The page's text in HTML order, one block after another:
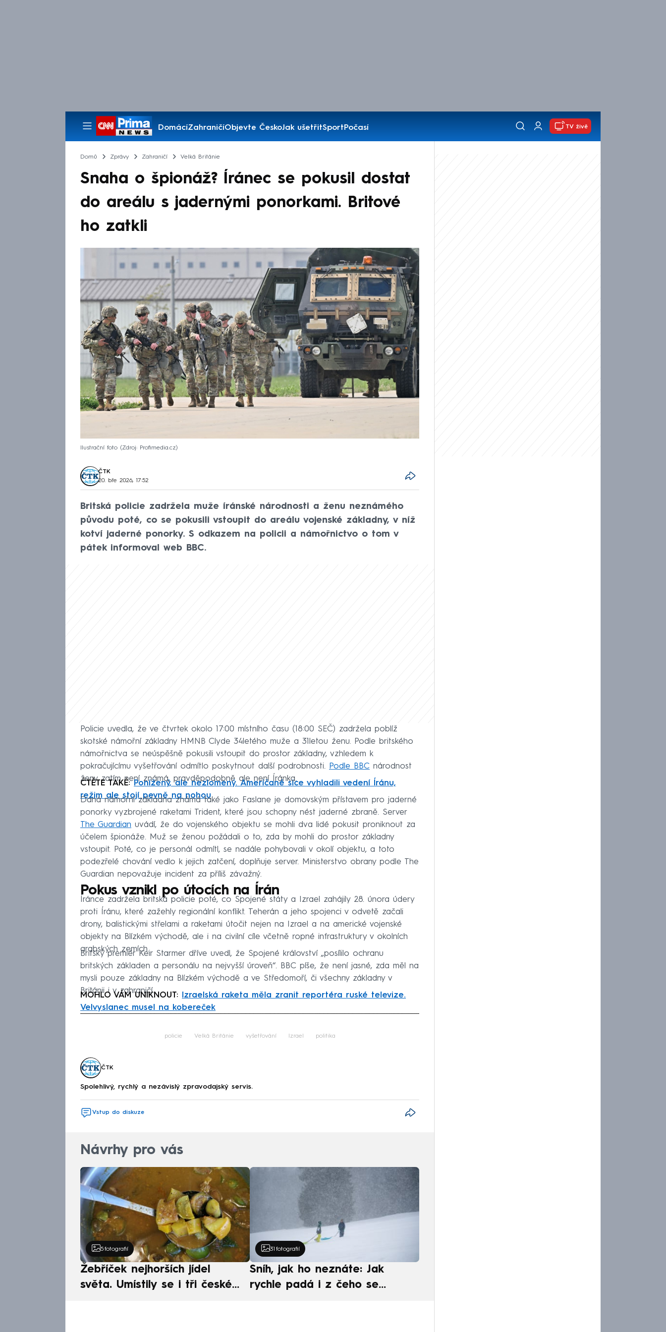
DomácíZahraničíObjevte ČeskoJak ušetřitSportPočasí
Pořady
TV živě
Domů Zprávy Zahraničí Velká Británie
Snaha o špionáž? Íránec se pokusil dostat
do areálu s jadernými ponorkami. Britové
ho zatkli
Ilustrační foto Zdroj: Profimedia.cz
ČTK
20. bře 2026, 17:52
Britská policie zadržela muže íránské národnosti a ženu neznámého
původu poté, co se pokusili vstoupit do areálu vojenské základny, v níž
kotví jaderné ponorky. S odkazem na policii a námořnictvo o tom v
pátek informoval web BBC.
Policie uvedla, že ve čtvrtek okolo 17:00 místního času (18:00 SEČ) zadržela poblíž
skotské námořní základny HMNB Clyde 34letého muže a 31letou ženu. Podle britského
námořnictva se neúspěšně pokusili vstoupit do prostor základny, vzhledem k
pokračujícímu vyšetřování odmítlo poskytnout další podrobnosti. Podle BBC národnost
ženy zatím není známá, pravděpodobně ale není Íránka.
ČTĚTE TAKÉ:Ponížený, ale nezlomený. Američané sice vyhladili vedení Íránu,
režim ale stojí pevně na nohou
Daná námořní základna známá také jako Faslane je domovským přístavem pro jaderné
ponorky vyzbrojené raketami Trident, které jsou schopny nést jaderné zbraně. Server
The Guardian uvádí, že do vojenského objektu se mohli dva lidé pokusit proniknout za
účelem špionáže. Muž se ženou požádali o to, zda by mohli do prostor základny
vstoupit. Poté, co je personál odmítl, se nadále pohybovali v okolí objektu, a toto
podezřelé chování vedlo k jejich zatčení, doplňuje server. Ministerstvo obrany podle The
Guardian nepovažuje incident za příliš závažný.
Pokus vznikl po útocích na Írán
Íránce zadržela britská policie poté, co Spojené státy a Izrael zahájily 28. února údery
proti Íránu, které zažehly regionální konflikt. Teherán a jeho spojenci v odvetě začali
drony, balistickými střelami a raketami útočit nejen na Izrael a na americké vojenské
objekty na Blízkém východě, ale i na civilní cíle včetně ropné infrastruktury v okolních
arabských zemích.
Britský premiér Keir Starmer dříve uvedl, že Spojené království „posílilo ochranu
britských základen a personálu na nejvyšší úroveň“. BBC píše, že není jasné, zda měl na
mysli pouze základny na Blízkém východě a ve Středomoří, či všechny základny v
Británii i v zahraničí.
MOHLO VÁM UNIKNOUT:
Izraelská raketa měla zranit reportéra ruské televize.
Velvyslanec musel na kobereček
policie Velká Británie vyšetřování Izrael politika
ČTK
Spolehlivý, rychlý a nezávislý zpravodajský servis.
Vstup do diskuze
Návrhy pro vás
5 fotografií
Žebříček nejhorších jídel
světa. Umístily se i tři české
31 fotografií
Sníh, jak ho neznáte: Jak
rychle padá i z čeho se